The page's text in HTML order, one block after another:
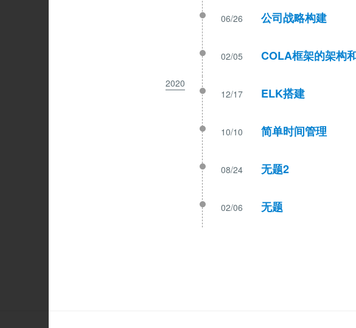
06/26 公司战略构建
02/05 COLA框架的架构
2020
12/17
ELK搭建
10/10 简单时间管理
08/24 无题2
02/06 无题